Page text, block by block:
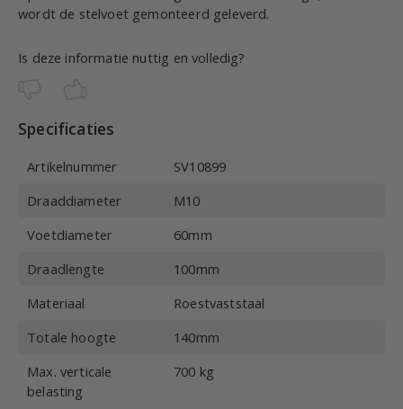
wordt de stelvoet gemonteerd geleverd.
Is deze informatie nuttig en volledig?
Specificaties
Artikelnummer
SV10899
Draaddiameter
M10
Voetdiameter
60mm
Draadlengte
100mm
Materiaal
Roestvaststaal
Totale hoogte
140mm
Max. verticale
belasting
700 kg